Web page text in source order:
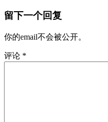
留下一个回复
你的email不会被公开。
评论 *